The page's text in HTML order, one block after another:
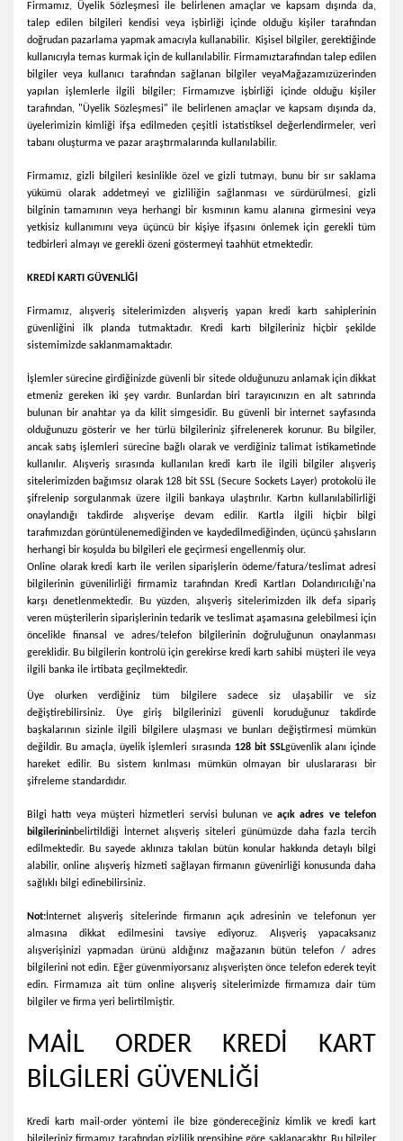
Firmamız, Üyelik Sözleşmesi ile belirlenen amaçlar ve kapsam dışında da,
talep edilen bilgileri kendisi veya işbirliği içinde olduğu kişiler tarafından
doğrudan pazarlama yapmak amacıyla kullanabilir. Kişisel bilgiler, gerektiğinde
kullanıcıyla temas kurmak için de kullanılabilir. Firmamıztarafından talep edilen
bilgiler veya kullanıcı tarafından sağlanan bilgiler veya Mağazamızüzerinden
yapılan işlemlerle ilgili bilgiler;
Firmamızve işbirliği içinde olduğu kişiler
tarafından, "Üyelik Sözleşmesi" ile belirlenen amaçlar ve kapsam dışında da,
üyelerimizin kimliği ifşa edilmeden çeşitli istatistiksel değerlendirmeler, veri
tabanı oluşturma ve pazar araştırmalarında kullanılabilir.
Firmamız, gizli bilgileri kesinlikle özel ve gizli tutmayı, bunu bir sır saklama
yükümü olarak addetmeyi ve gizliliğin sağlanması ve sürdürülmesi, gizli
bilginin tamamının veya herhangi bir kısmının kamu alanına girmesini veya
yetkisiz kullanımını veya üçüncü bir kişiye ifşasını önlemek için gerekli tüm
tedbirleri almayı ve gerekli özeni göstermeyi taahhüt etmektedir.
KREDİ KARTI GÜVENLİĞİ
Firmamız, alışveriş sitelerimizden alışveriş yapan kredi kartı sahiplerinin
güvenliğini ilk planda tutmaktadır. Kredi kartı bilgileriniz hiçbir şekilde
sistemimizde saklanmamaktadır.
İşlemler sürecine girdiğinizde güvenli bir sitede olduğunuzu anlamak için dikkat
etmeniz gereken iki şey vardır. Bunlardan biri tarayıcınızın en alt satırında
bulunan bir anahtar ya da kilit simgesidir. Bu güvenli bir internet sayfasında
olduğunuzu gösterir ve her türlü bilgileriniz şifrelenerek korunur. Bu bilgiler,
ancak satış işlemleri sürecine bağlı olarak ve verdiğiniz talimat istikametinde
kullanılır. Alışveriş sırasında kullanılan kredi kartı ile ilgili bilgiler alışveriş
sitelerimizden bağımsız olarak 128 bit SSL (Secure Sockets Layer) protokolü ile
şifrelenip sorgulanmak üzere ilgili bankaya ulaştırılır. Kartın kullanılabilirliği
onaylandığı takdirde alışverişe devam edilir. Kartla ilgili hiçbir bilgi
tarafımızdan görüntülenemediğinden ve kaydedilmediğinden, üçüncü şahısların
herhangi bir koşulda bu bilgileri ele geçirmesi engellenmiş olur.
Online olarak kredi kartı ile verilen siparişlerin ödeme/fatura/teslimat adresi
bilgilerinin güvenilirliği firmamiz tarafından Kredi Kartları Dolandırıcılığı'na
karşı denetlenmektedir. Bu yüzden, alışveriş sitelerimizden ilk defa sipariş
veren müşterilerin siparişlerinin tedarik ve teslimat aşamasına gelebilmesi için
öncelikle finansal ve adres/telefon bilgilerinin doğruluğunun onaylanması
gereklidir. Bu bilgilerin kontrolü için gerekirse kredi kartı sahibi müşteri ile veya
ilgili banka ile irtibata geçilmektedir.
Üye olurken verdiğiniz tüm bilgilere sadece siz ulaşabilir ve siz
değiştirebilirsiniz. Üye giriş bilgilerinizi güvenli koruduğunuz takdirde
başkalarının sizinle ilgili bilgilere ulaşması ve bunları değiştirmesi mümkün
değildir. Bu amaçla, üyelik işlemleri sırasında 128 bit SSLgüvenlik alanı içinde
hareket edilir. Bu sistem kırılması mümkün olmayan bir uluslararası bir
şifreleme standardıdır.
Bilgi hattı veya müşteri hizmetleri servisi bulunan ve açık adres ve telefon
bilgilerininbelirtildiği İnternet alışveriş siteleri günümüzde daha fazla tercih
edilmektedir. Bu sayede aklınıza takılan bütün konular hakkında detaylı bilgi
alabilir, online alışveriş hizmeti sağlayan firmanın güvenirliği konusunda daha
sağlıklı bilgi edinebilirsiniz.
Not: İnternet alışveriş sitelerinde firmanın açık adresinin ve telefonun yer
almasına dikkat edilmesini tavsiye ediyoruz. Alışveriş yapacaksanız
alışverişinizi yapmadan ürünü aldığınız mağazanın bütün telefon / adres
bilgilerini not edin. Eğer güvenmiyorsanız alışverişten önce telefon ederek teyit
edin. Firmamıza ait tüm online alışveriş sitelerimizde firmamıza dair tüm
bilgiler ve firma yeri belirtilmiştir.
MAİL ORDER KREDİ KART
BİLGİLERİ GÜVENLİĞİ
Kredi kartı mail-order yöntemi ile bize göndereceğiniz kimlik ve kredi kart